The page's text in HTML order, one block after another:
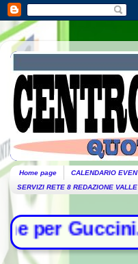
Home page CALENDARIO
SERVIZI RETE 8 REDAZIONE